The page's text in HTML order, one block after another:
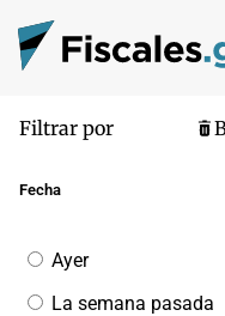
Filtrar por
Fecha
Filtrar
por
fecha
Ayer
La semana pasada